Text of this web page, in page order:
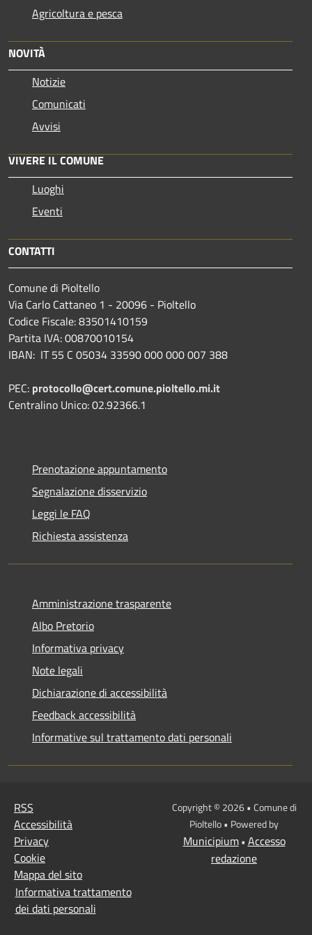
Agricoltura e pesca
NOVITÀ
Notizie
Comunicati
Avvisi
VIVERE IL COMUNE
Luoghi
Eventi
CONTATTI
Comune di Pioltello
Via Carlo Cattaneo 1 - 20096 - Pioltello
Codice Fiscale: 83501410159
Partita IVA: 00870010154
IBAN: IT 55 C 05034 33590 000 000 007 388
PEC: protocollo@cert.comune.pioltello.mi.it
Centralino Unico: 02.92366.1
Prenotazione appuntamento
Segnalazione disservizio
Leggi le FAQ
Richiesta assistenza
Amministrazione trasparente
Albo Pretorio
Informativa privacy
Note legali
Dichiarazione di accessibilità
Feedback accessibilità
Informative sul trattamento dati personali
RSS
Accessibilità
Privacy
Cookie
Mappa del sito
Informativa trattamento
dei dati personali
Copyright © 2026 • Comune di
Pioltello • Powered by
Municipium• Accesso
redazione